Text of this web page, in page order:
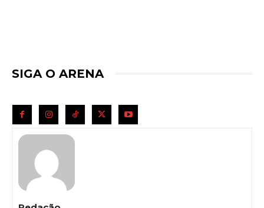
SIGA O ARENA